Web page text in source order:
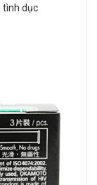
tình dục